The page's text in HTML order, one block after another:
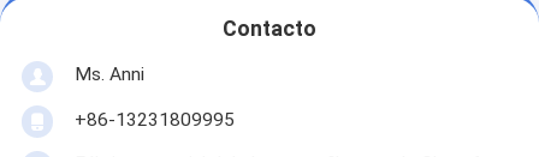
Contacto
Ms. Anni
+86-13231809995